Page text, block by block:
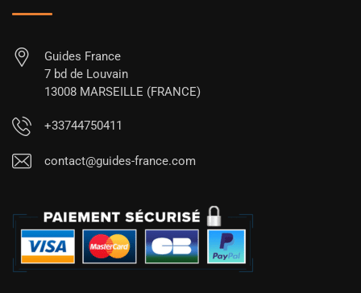
Guides France
7 bd de Louvain
13008 MARSEILLE (FRANCE)
+33744750411
contact@guides-france.com